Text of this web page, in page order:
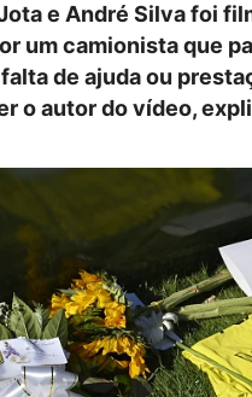
e André Silva foi
um camionista que
de ajuda ou
o autor do vídeo,